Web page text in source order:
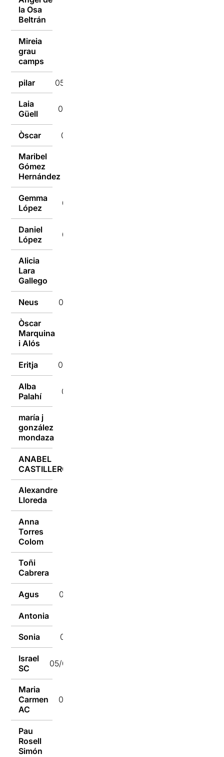
la Osa
Beltrán
Mireia
grau
camps
pilar 05/02/2018
Laia
Güell
05/02/2018
Òscar 05/02/2018
Maribel
Gómez
Hernández
Gemma
López
05/02/2018
Daniel
López
05/02/2018
Alicia
Lara
Gallego
Neus 05/02/2018
Òscar
Marquina
i Alós
Eritja 05/02/2018
Alba
Palahí
05/02/2018
maría j
gonzález
mondaza
ANABEL
CASTILLERO
Alexandre
Lloreda
Anna
Torres
Colom
Toñi
Cabrera
Agus 05/02/2018
Antonia
Sonia 05/02/2018
Israel
SC
05/02/2018
Maria
Carmen
AC
04/02/2018
Pau
Rosell
Simón